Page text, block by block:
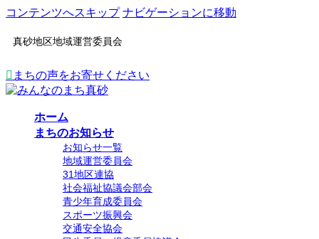
コンテンツへスキップ ナビゲーションに移動
真砂地区地域運営委員会
まちの声をお寄せください
ホーム
まちのお知らせ
お知らせ一覧
地域運営委員会
31地区連協
社会福祉協議会部会
青少年育成委員会
スポーツ振興会
交通安全協会